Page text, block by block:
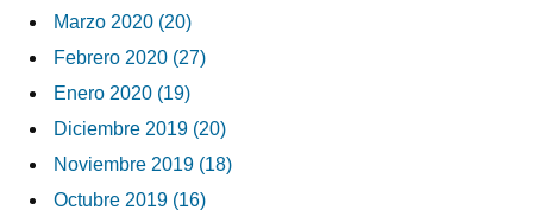
Marzo 2020 (20)
Febrero 2020 (27)
Enero 2020 (19)
Diciembre 2019 (20)
Noviembre 2019 (18)
Octubre 2019 (16)